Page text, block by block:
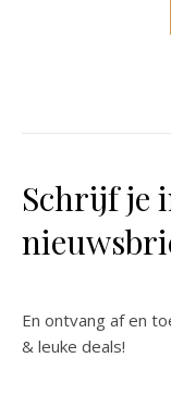
Schrijf je
En ontvang af en
& leuke deals!